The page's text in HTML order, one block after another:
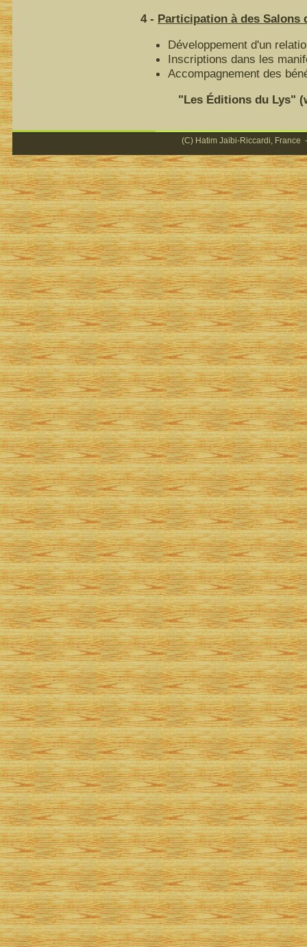
4 - Participation à des Salons
Développement d'un
Inscriptions dans les
Accompagnement des
"Les Éditions du Lys"
(C) Hatim Jaïbi-Riccardi, France